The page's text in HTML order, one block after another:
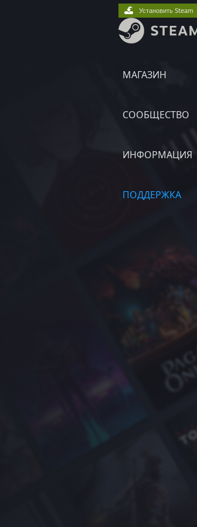
МАГАЗИН
СООБЩЕСТВО
ИНФОРМАЦИЯ
ПОДДЕРЖКА
Установить Steam